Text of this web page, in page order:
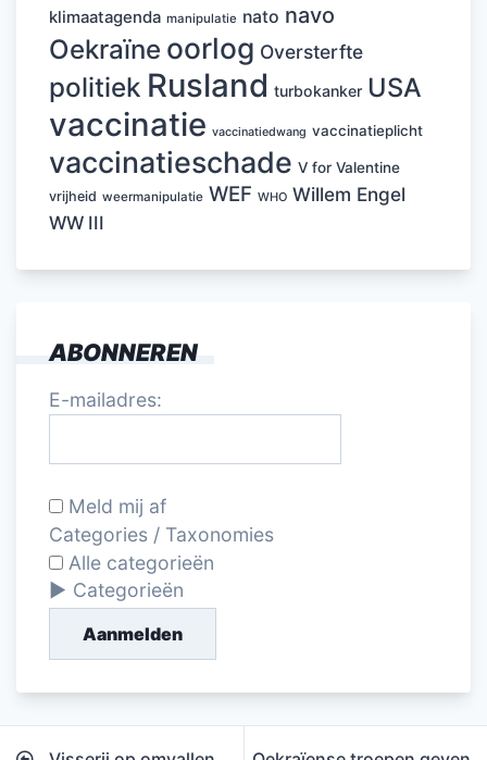
klimaatagenda manipulatie nato navo
Oekraïne oorlog Oversterfte
politiek Rusland turbokanker USA
vaccinatie vaccinatiedwang vaccinatieplicht
vaccinatieschade V for Valentine
vrijheid weermanipulatie WEF WHO Willem Engel
WW III
ABONNEREN
E-mailadres:
Meld mij af
Categories / Taxonomies
Alle categorieën
Categorieën
Aanmelden
Bericht